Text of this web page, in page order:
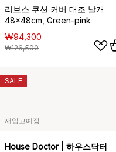
리브스 쿠션 커버 대조 날개
48x48cm, Green-pink
₩94,300
₩126,500
재입고예정
House Doctor | 하우스닥터
SALE